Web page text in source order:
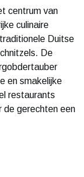
centrum van
culinaire
Duitse
De
en smakelijke
restaurants
de gerechten een